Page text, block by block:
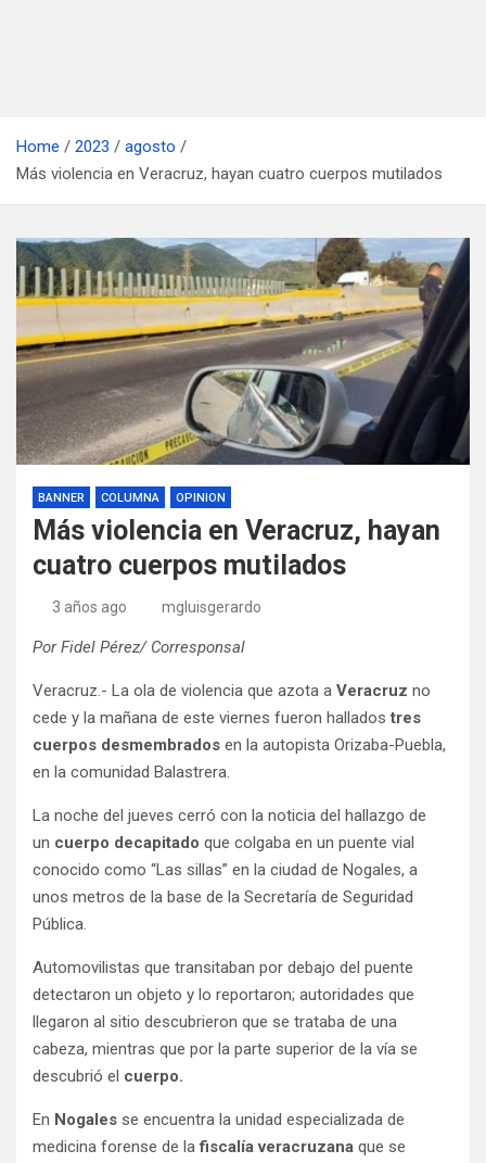
Home 2023
agosto
Más violencia en Veracruz, hayan cuatro cuerpos mutilados
BANNER COLUMNA OPINION
Más violencia en Veracruz, hayan
cuatro cuerpos mutilados
3 años ago mgluisgerardo
Por Fidel Pérez/ Corresponsal
Veracruz.- La ola de violencia que azota a Veracruz no
cede y la mañana de este viernes fueron halladostres
cuerpos desmembrados en la autopista Orizaba-Puebla,
en la comunidad Balastrera.
La noche del jueves cerró con la noticia del hallazgo de
un cuerpo decapitado que colgaba en un puente vial
conocido como “Las sillas” en la ciudad de Nogales, a
unos metros de la base de la Secretaría de Seguridad
Pública.
Automovilistas que transitaban por debajo del puente
detectaron un objeto y lo reportaron; autoridades que
llegaron al sitio descubrieron que se trataba de una
cabeza, mientras que por la parte superior de la vía se
descubrió el cuerpo.
En Nogales se encuentra la unidad especializada de
medicina forense de lafiscalía veracruzana que se